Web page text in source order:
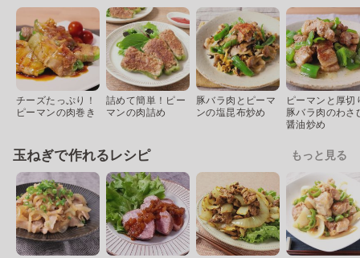
チーズたっぷり！
ピーマンの肉巻き
詰めて簡単！ピー
マンの肉詰め
豚バラ肉とピーマ
ンの塩昆布炒め
ピーマンと厚切
豚バラ肉のわさ
醤油炒め
玉ねぎで作れるレシピ もっと見る